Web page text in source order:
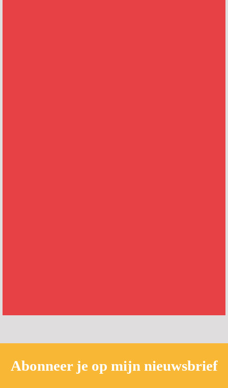
Abonneer je op mijn nieuwsbrief